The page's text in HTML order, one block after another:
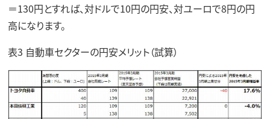
＝130円とすれば、対ドルで10円の円安、対ユーロで8円の円
高になります。
表3 自動車セクターの円安メリット（試算）